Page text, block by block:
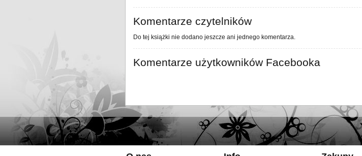
Komentarze czytelników
Do tej książki nie dodano jeszcze ani jednego komentarza.
Komentarze użytkowników Facebooka